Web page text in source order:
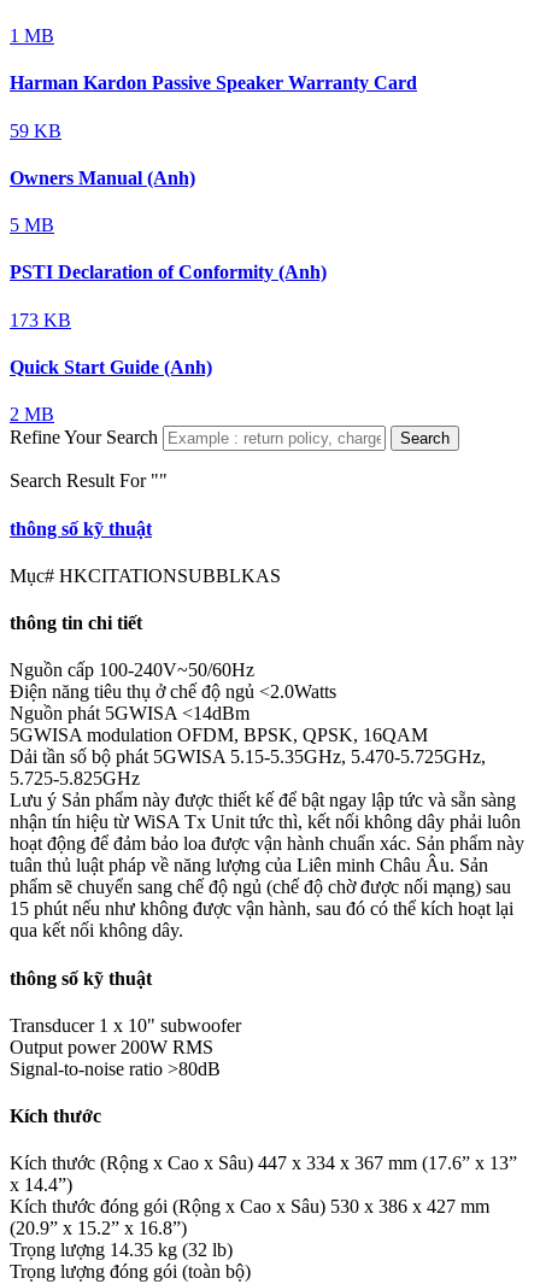
1 MB
Harman Kardon Passive Speaker Warranty Card
59 KB
Owners Manual (Anh)
5 MB
PSTI Declaration of Conformity (Anh)
173 KB
Quick Start Guide (Anh)
2 MB
Refine Your Search
Search
Search Result For ""
thông số kỹ thuật
Mục# HKCITATIONSUBBLKAS
thông tin chi tiết
Nguồn cấp 100-240V~50/60Hz
Điện năng tiêu thụ ở chế độ ngủ <2.0Watts
Nguồn phát 5GWISA <14dBm
5GWISA modulation OFDM, BPSK, QPSK, 16QAM
Dải tần số bộ phát 5GWISA 5.15-5.35GHz, 5.470-5.725GHz,
5.725-5.825GHz
Lưu ý Sản phẩm này được thiết kế để bật ngay lập tức và sẵn sàng
nhận tín hiệu từ WiSA Tx Unit tức thì, kết nối không dây phải luôn
hoạt động để đảm bảo loa được vận hành chuẩn xác. Sản phẩm này
tuân thủ luật pháp về năng lượng của Liên minh Châu Âu. Sản
phẩm sẽ chuyển sang chế độ ngủ (chế độ chờ được nối mạng) sau
15 phút nếu như không được vận hành, sau đó có thể kích hoạt lại
qua kết nối không dây.
thông số kỹ thuật
Transducer 1 x 10" subwoofer
Output power 200W RMS
Signal-to-noise ratio >80dB
Kích thước
Kích thước (Rộng x Cao x Sâu) 447 x 334 x 367 mm (17.6” x 13”
x 14.4”)
Kích thước đóng gói (Rộng x Cao x Sâu) 530 x 386 x 427 mm
(20.9” x 15.2” x 16.8”)
Trọng lượng 14.35 kg (32 lb)
Trọng lượng đóng gói (toàn bộ)